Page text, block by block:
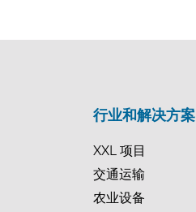
行业和解决方案
XXL 项目
交通运输
农业设备